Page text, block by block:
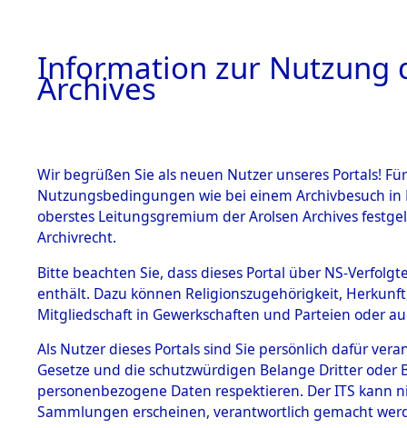
BESTÄNDE
1.
mente
5. Verschiedenes
5.3
Todesmärsche
Listen
0021
Information zur Nutzung
Archives
Wir begrüßen Sie als neuen Nutzer unseres Portals!
Nutzungsbedingungen wie bei einem Archivbesuch
oberstes Leitungsgremium der Arolsen Archives
Archivrecht.
Bitte beachten Sie, dass dieses Portal über NS-
enthält. Dazu können Religionszugehörigkeit,
Mitgliedschaft in Gewerkschaften und Parteien oder
Als Nutzer dieses Portals sind Sie persönlich dafür
Gesetze und die schutzwürdigen Belange Dritter
personenbezogene Daten respektieren. Der ITS
Sammlungen erscheinen, verantwortlich gemacht